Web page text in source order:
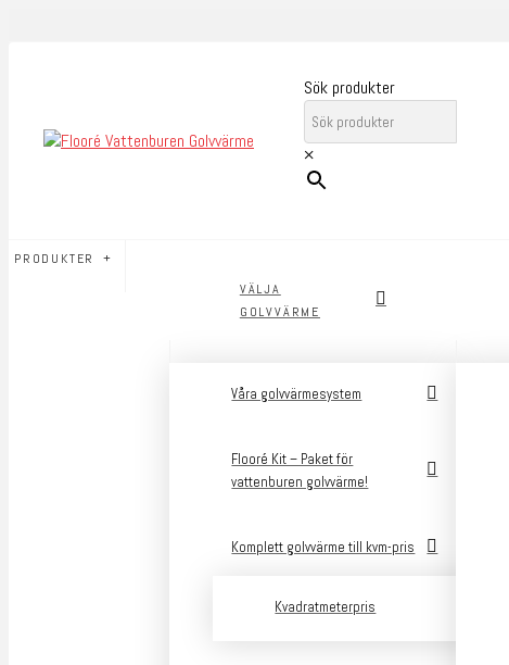
Sök produkter
×
PRODUKTER
VÄLJA
GOLVVÄRME
Våra golvvärmesystem
Flooré Kit – Paket för
vattenburen golvvärme!
Komplett golvvärme till kvm-pris
Kvadratmeterpris